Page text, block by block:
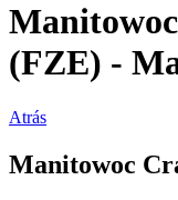
(FZE) -
Atrás
Manitowoc